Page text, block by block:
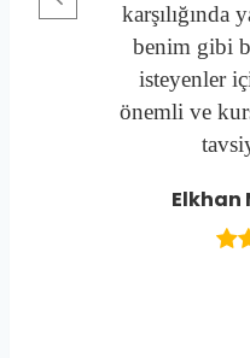
karşılığında
benim gibi
isteyenler
önemli ve